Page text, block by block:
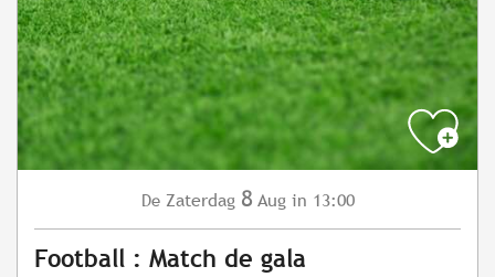
De Zaterdag 8 Aug in 13:00
Football : Match de gala